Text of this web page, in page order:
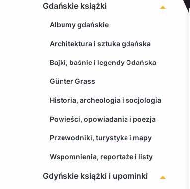
Gdańskie książki
Albumy gdańskie
Architektura i sztuka gdańska
Bajki, baśnie i legendy Gdańska
Günter Grass
Historia, archeologia i socjologia
Powieści, opowiadania i poezja
Przewodniki, turystyka i mapy
Wspomnienia, reportaże i listy
Gdyńskie książki i upominki